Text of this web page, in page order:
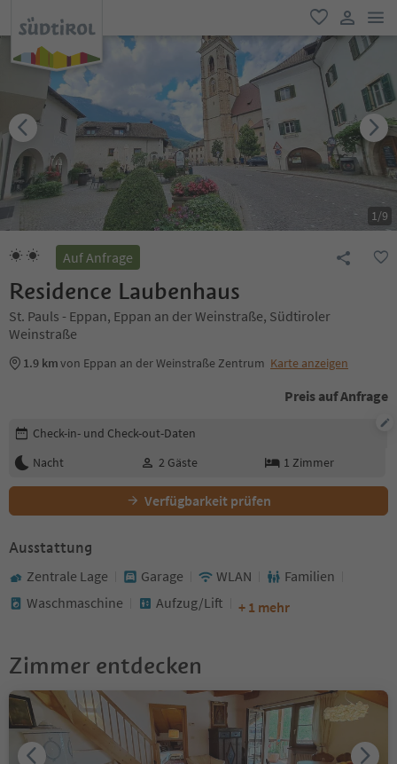
favorit
user link
1/9
Auf Anfrage
Residence Laubenhaus
St. Pauls - Eppan, Eppan an der Weinstraße, Südtiroler
Weinstraße
1.9 kmvon Eppan an der Weinstraße Zentrum Karte anzeigen
Preis auf Anfrage
Buchungsdetails bearbeiten
Check-in- und Check-out-Daten
Nacht
2 Gäste 1 Zimmer
Verfügbarkeit prüfen
Ausstattung
Zentrale Lage Garage WLAN
Familien
Waschmaschine
Aufzug/Lift + 1 mehr
Zimmer entdecken